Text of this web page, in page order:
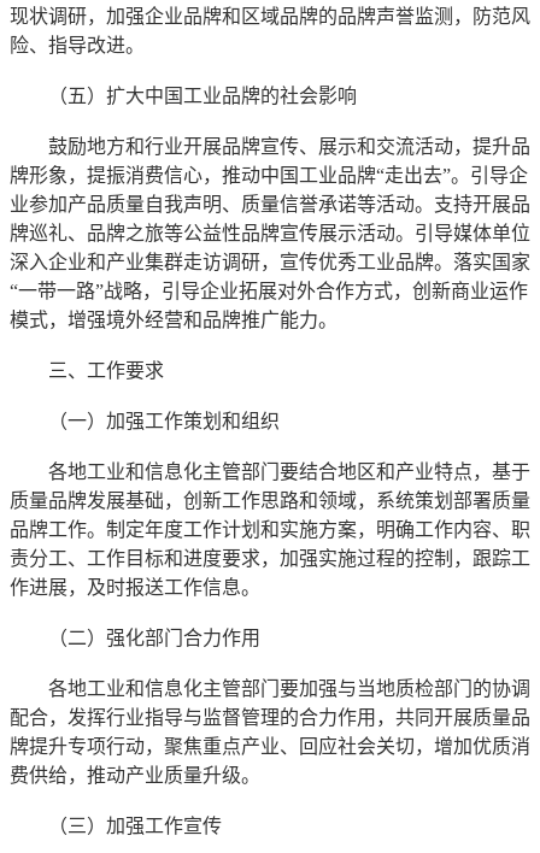
现状调研，加强企业品牌和区域品牌的品牌声誉监测，防范风
险、指导改进。
（五）扩大中国工业品牌的社会影响
鼓励地方和行业开展品牌宣传、展示和交流活动，提升品
牌形象，提振消费信心，推动中国工业品牌“走出去”。引导企
业参加产品质量自我声明、质量信誉承诺等活动。支持开展品
牌巡礼、品牌之旅等公益性品牌宣传展示活动。引导媒体单位
深入企业和产业集群走访调研，宣传优秀工业品牌。落实国家
“一带一路”战略，引导企业拓展对外合作方式，创新商业运作
模式，增强境外经营和品牌推广能力。
三、工作要求
（一）加强工作策划和组织
各地工业和信息化主管部门要结合地区和产业特点，基于
质量品牌发展基础，创新工作思路和领域，系统策划部署质量
品牌工作。制定年度工作计划和实施方案，明确工作内容、职
责分工、工作目标和进度要求，加强实施过程的控制，跟踪工
作进展，及时报送工作信息。
（二）强化部门合力作用
各地工业和信息化主管部门要加强与当地质检部门的协调
配合，发挥行业指导与监督管理的合力作用，共同开展质量品
牌提升专项行动，聚焦重点产业、回应社会关切，增加优质消
费供给，推动产业质量升级。
（三）加强工作宣传